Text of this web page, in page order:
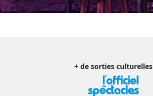
+ de sorties culturelles